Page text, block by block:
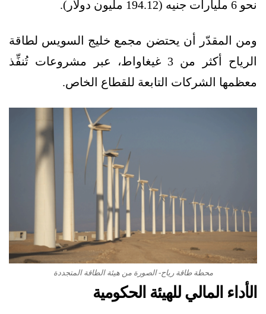
نحو 6 مليارات جنيه (194.12 مليون دولار).
ومن المقدّر أن يحتضن مجمع خليج السويس لطاقة
الرياح أكثر من 3 غيغاواط، عبر مشروعات تُنفِّذ
معظمها الشركات التابعة للقطاع الخاص.
محطة طاقة رياح- الصورة من هيئة الطاقة المتجددة
الأداء المالي للهيئة الحكومية